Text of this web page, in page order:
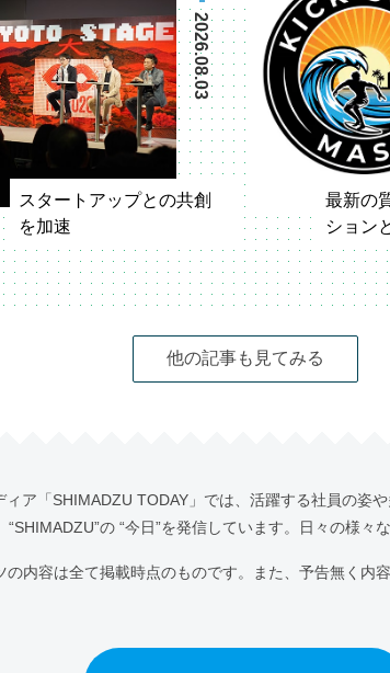
スタートアップとの共創
を加速
国内最大級スタートアッ
プイベント「IVS2026」が
開催
2026.08.03
最新の
ション
へ発信
第74回
（
他の記事も見てみる
ア「SHIMADZU TODAY」では、活躍する社員の姿
の “今日”を発信しています。日々の様々
の内容は全て掲載時点のものです。また、予告無く内